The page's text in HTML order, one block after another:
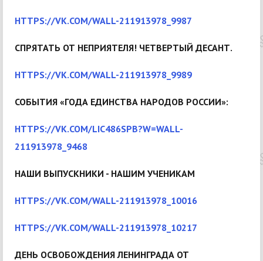
HTTPS://VK.COM/WALL-211913978_9987
СПРЯТАТЬ ОТ НЕПРИЯТЕЛЯ! ЧЕТВЕРТЫЙ ДЕСАНТ.
HTTPS://VK.COM/WALL-211913978_9989
СОБЫТИЯ «ГОДА ЕДИНСТВА НАРОДОВ РОССИИ»:
HTTPS://VK.COM/LIC486SPB?W=WALL-
211913978_9468
НАШИ ВЫПУСКНИКИ - НАШИМ УЧЕНИКАМ
HTTPS://VK.COM/WALL-211913978_10016
HTTPS://VK.COM/WALL-211913978_10217
ДЕНЬ ОСВОБОЖДЕНИЯ ЛЕНИНГРАДА ОТ